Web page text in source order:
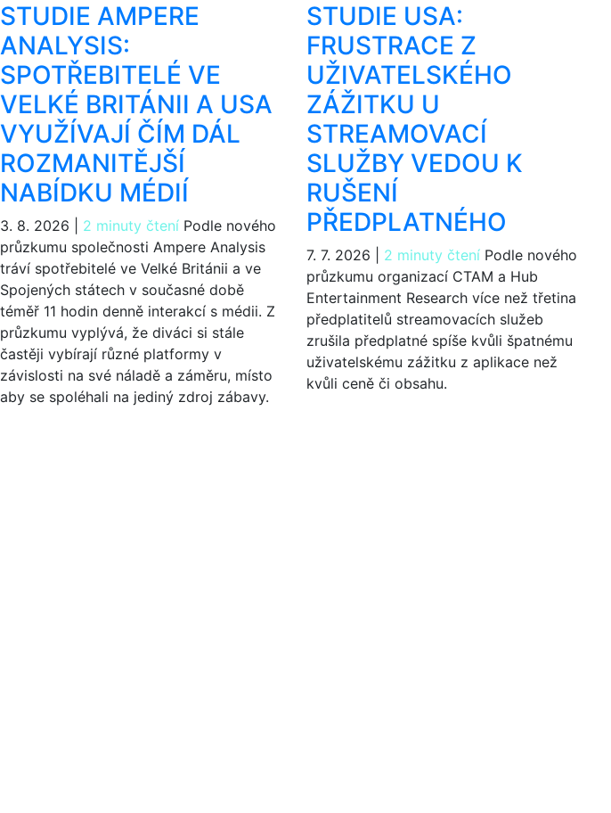
STUDIE AMPERE
ANALYSIS:
SPOTŘEBITELÉ VE
VELKÉ BRITÁNII A USA
VYUŽÍVAJÍ ČÍM DÁL
ROZMANITĚJŠÍ
NABÍDKU MÉDIÍ
3. 8. 2026 2 minuty čtení Podle nového
průzkumu společnosti Ampere Analysis
tráví spotřebitelé ve Velké Británii a ve
Spojených státech v současné době
téměř 11 hodin denně interakcí s médii. Z
průzkumu vyplývá, že diváci si stále
častěji vybírají různé platformy v
závislosti na své náladě a záměru, místo
aby se spoléhali na jediný zdroj zábavy.
STUDIE USA:
FRUSTRACE Z
UŽIVATELSKÉHO
ZÁŽITKU U
STREAMOVACÍ
SLUŽBY VEDOU K
RUŠENÍ
PŘEDPLATNÉHO
7. 7. 2026 2 minuty čteníPodle nového
průzkumu organizací CTAM a Hub
Entertainment Research více než třetina
předplatitelů streamovacích služeb
zrušila předplatné spíše kvůli špatnému
uživatelskému zážitku z aplikace než
kvůli ceně či obsahu.